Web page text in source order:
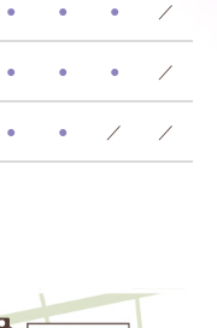
● ● ● ／
● ● ● ／
● ● ／ ／